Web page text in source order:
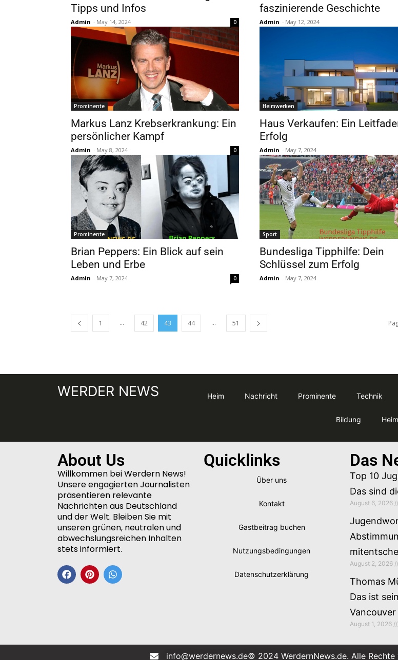
Tipps und Infos
Admin - May 14, 2024 0
faszinierende Geschichte
Admin - May 12, 2024
Prominente
Markus Lanz Krebserkrankung: Ein
persönlicher Kampf
Admin - May 8, 2024 0
Heimwerken
Haus Verkaufen: Ein
Erfolg
Admin - May 7, 2024
Prominente
Brian Peppers: Ein Blick auf sein
Leben und Erbe
Admin - May 7, 2024 0
Sport
Bundesliga Tipphilfe: Dein
Schlüssel zum Erfolg
Admin - May 7, 2024
1 ... 42 43 44 ... 51
WERDER NEWS Heim Nachricht Prominente Technik
Bildung
About Us
Willkommen bei Werdern News!
Unsere engagierten Journalisten
präsentieren relevante
Nachrichten aus Deutschland
und der Welt. Bleiben Sie mit
unseren grünen, neutralen und
abwechslungsreichen Inhalten
stets informiert.
Quicklinks
Über uns
Kontakt
Gastbeitrag buchen
Nutzungsbedingungen
Datenschutzerklärung
Das
Top 10
Das sind
August 6, 2026
August 2, 2026
Thomas
Das ist
August 1, 2026
info@werdernews.de© 2024 WerdernNews.de. Alle Rechte